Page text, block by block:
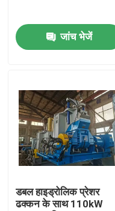
गुणवत्ता नियंत्रण
संपर्क करें
समाचार
एक उद्धरण का अनुरोध करें
रबर प्रक्रिया मशीन
जांच भेजें
डबल हाइड्रोलिक प्रेशर
ढक्कन के साथ 110kW